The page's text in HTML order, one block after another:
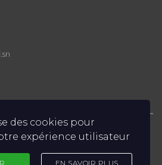
réservés
des cookies pour
expérience utilisateur
EN SAVOIR PLUS